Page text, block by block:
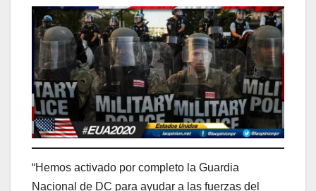
“Hemos activado por completo la Guardia
Nacional de DC para ayudar a las fuerzas del